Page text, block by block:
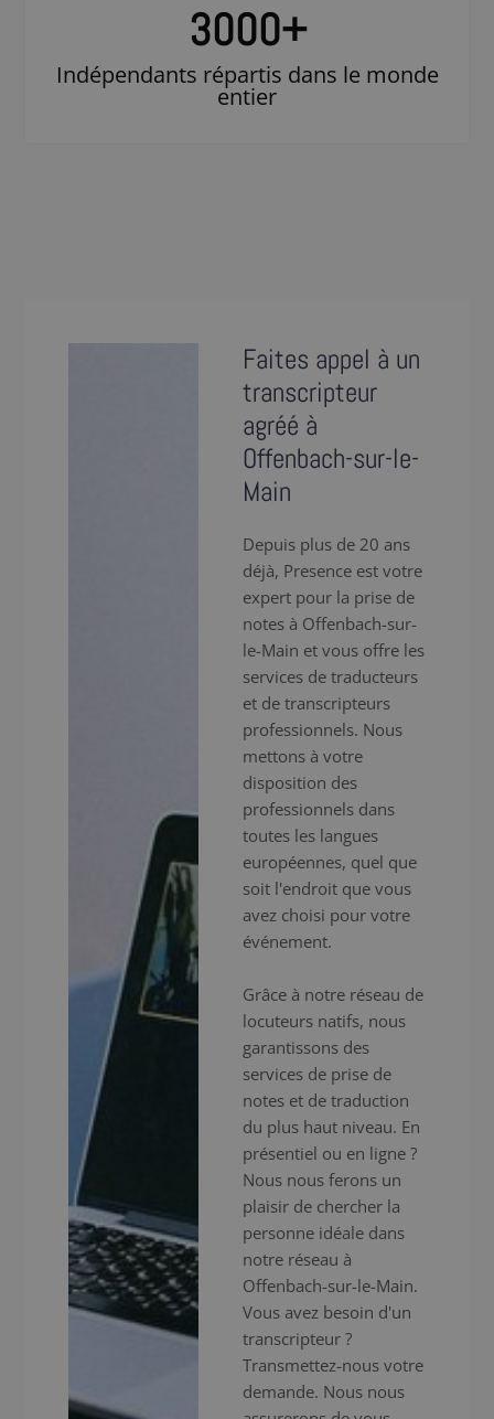
3000+
Indépendants répartis dans le monde
entier
Faites appel à un
transcripteur
agréé à
Offenbach-sur-le-
Main
Depuis plus de 20 ans
déjà, Presence est votre
expert pour la prise de
notes à Offenbach-sur-
le-Main et vous offre les
services de traducteurs
et de transcripteurs
professionnels. Nous
mettons à votre
disposition des
professionnels dans
toutes les langues
européennes, quel que
soit l'endroit que vous
avez choisi pour votre
événement.
Grâce à notre réseau de
locuteurs natifs, nous
garantissons des
services de prise de
notes et de traduction
du plus haut niveau. En
présentiel ou en ligne ?
Nous nous ferons un
plaisir de chercher la
personne idéale dans
notre réseau à
Offenbach-sur-le-Main.
Vous avez besoin d'un
transcripteur ?
Transmettez-nous votre
demande. Nous nous